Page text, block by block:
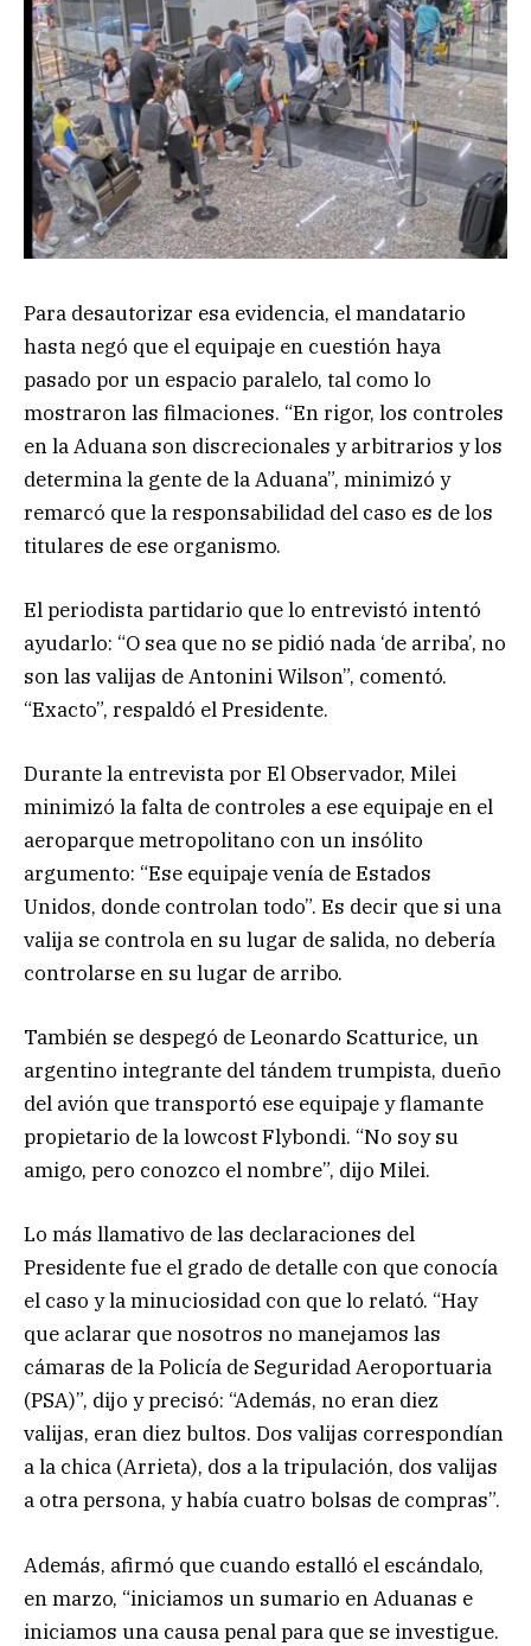
Para desautorizar esa evidencia, el mandatario
hasta negó que el equipaje en cuestión haya
pasado por un espacio paralelo, tal como lo
mostraron las filmaciones. “En rigor, los controles
en la Aduana son discrecionales y arbitrarios y los
determina la gente de la Aduana”, minimizó y
remarcó que la responsabilidad del caso es de los
titulares de ese organismo.
El periodista partidario que lo entrevistó intentó
ayudarlo: “O sea que no se pidió nada ‘de arriba’, no
son las valijas de Antonini Wilson”, comentó.
“Exacto”, respaldó el Presidente.
Durante la entrevista por El Observador, Milei
minimizó la falta de controles a ese equipaje en el
aeroparque metropolitano con un insólito
argumento: “Ese equipaje venía de Estados
Unidos, donde controlan todo”. Es decir que si una
valija se controla en su lugar de salida, no debería
controlarse en su lugar de arribo.
También se despegó de Leonardo Scatturice, un
argentino integrante del tándem trumpista, dueño
del avión que transportó ese equipaje y flamante
propietario de la lowcost Flybondi. “No soy su
amigo, pero conozco el nombre”, dijo Milei.
Lo más llamativo de las declaraciones del
Presidente fue el grado de detalle con que conocía
el caso y la minuciosidad con que lo relató. “Hay
que aclarar que nosotros no manejamos las
cámaras de la Policía de Seguridad Aeroportuaria
(PSA)”, dijo y precisó: “Además, no eran diez
valijas, eran diez bultos. Dos valijas correspondían
a la chica (Arrieta), dos a la tripulación, dos valijas
a otra persona, y había cuatro bolsas de compras”.
Además, afirmó que cuando estalló el escándalo,
en marzo, “iniciamos un sumario en Aduanas e
iniciamos una causa penal para que se investigue.